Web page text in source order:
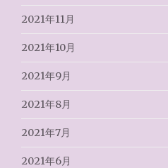
2021年11月
2021年10月
2021年9月
2021年8月
2021年7月
2021年6月